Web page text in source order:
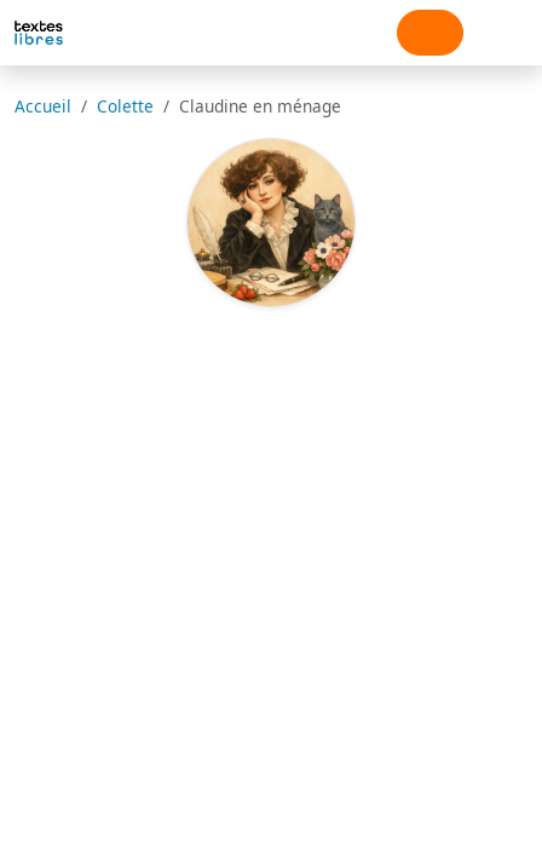
Accueil Colette Claudine en ménage